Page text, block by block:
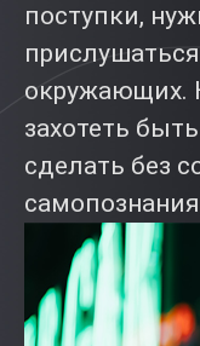
поступки,
окружающих.
захотеть
сделать без